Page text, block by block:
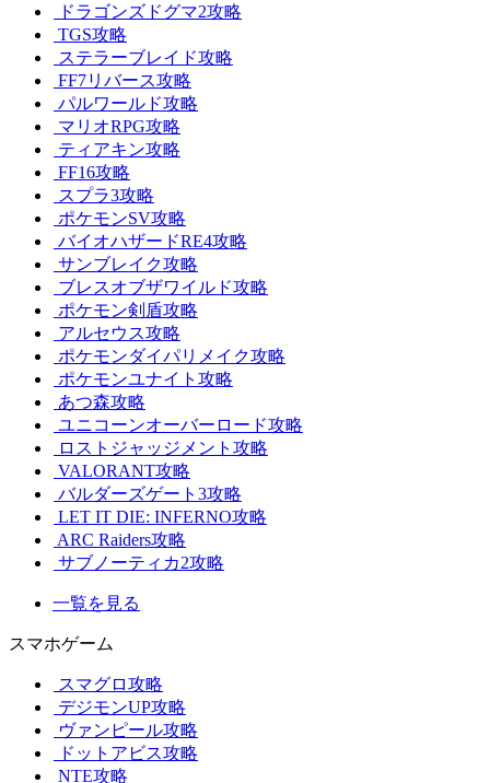
ドラゴンズドグマ2攻略
TGS攻略
ステラーブレイド攻略
FF7リバース攻略
パルワールド攻略
マリオRPG攻略
ティアキン攻略
FF16攻略
スプラ3攻略
ポケモンSV攻略
バイオハザードRE4攻略
サンブレイク攻略
ブレスオブザワイルド攻略
ポケモン剣盾攻略
アルセウス攻略
ポケモンダイパリメイク攻略
ポケモンユナイト攻略
あつ森攻略
ユニコーンオーバーロード攻略
ロストジャッジメント攻略
VALORANT攻略
バルダーズゲート3攻略
LET IT DIE: INFERNO攻略
ARC Raiders攻略
サブノーティカ2攻略
一覧を見る
スマホゲーム
スマグロ攻略
デジモンUP攻略
ヴァンピール攻略
ドットアビス攻略
NTE攻略